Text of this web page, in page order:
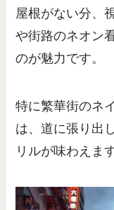
屋根がない分、
や街路のネオン
のが魅力です。
特に繁華街のネ
は、道に張り出
リルが味わえます